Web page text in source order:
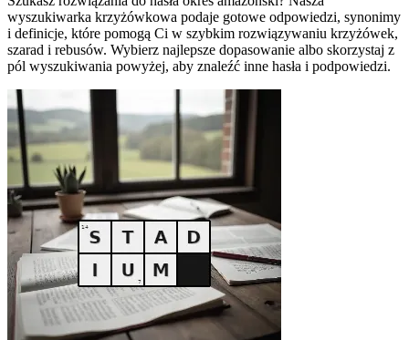
wyszukiwarka krzyżówkowa podaje gotowe odpowiedzi, synonimy
i definicje, które pomogą Ci w szybkim rozwiązywaniu krzyżówek,
szarad i rebusów. Wybierz najlepsze dopasowanie albo skorzystaj z
pól wyszukiwania powyżej, aby znaleźć inne hasła i podpowiedzi.